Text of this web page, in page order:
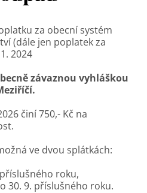
za obecní systém
(dále jen poplatek za
2024
závaznou vyhláškou
činí 750,- Kč na
ve dvou splátkách:
roku,
30. 9. příslušného roku.